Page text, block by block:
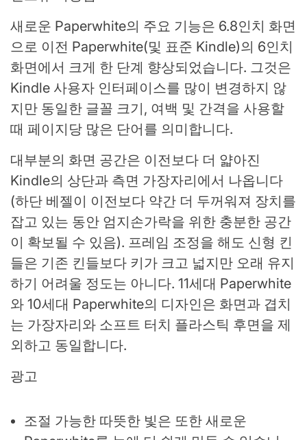
새로운 Paperwhite의 주요 기능은 6.8인치 화면
으로 이전 Paperwhite(및 표준 Kindle)의 6인치
화면에서 크게 한 단계 향상되었습니다. 그것은
Kindle 사용자 인터페이스를 많이 변경하지 않
지만 동일한 글꼴 크기, 여백 및 간격을 사용할
때 페이지당 많은 단어를 의미합니다.
대부분의 화면 공간은 이전보다 더 얇아진
Kindle의 상단과 측면 가장자리에서 나옵니다
(하단 베젤이 이전보다 약간 더 두꺼워져 장치를
잡고 있는 동안 엄지손가락을 위한 충분한 공간
이 확보될 수 있음). 프레임 조정을 해도 신형 킨
들은 기존 킨들보다 키가 크고 넓지만 오래 유지
하기 어려울 정도는 아니다. 11세대 Paperwhite
와 10세대 Paperwhite의 디자인은 화면과 겹치
는 가장자리와 소프트 터치 플라스틱 후면을 제
외하고 동일합니다.
광고
조절 가능한 따뜻한 빛은 또한 새로운